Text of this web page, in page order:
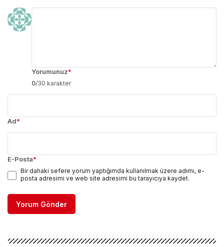
Yorumunuz*
0/30 karakter
Ad*
E-Posta*
Bir dahaki sefere yorum yaptığımda kullanılmak üzere adımı, e-
posta adresimi ve web site adresimi bu tarayıcıya kaydet.
Yorum Gönder